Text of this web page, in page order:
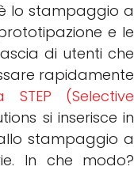
lo stampaggio a
e le
di utenti che
rapidamente
STEP (Selective
si inserisce in
stampaggio a
In che modo?